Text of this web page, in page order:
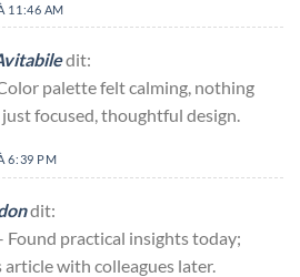
11:46 AM
dit:
palette felt calming, nothing
focused, thoughtful design.
6:39 PM
dit:
Found practical insights today;
with colleagues later.